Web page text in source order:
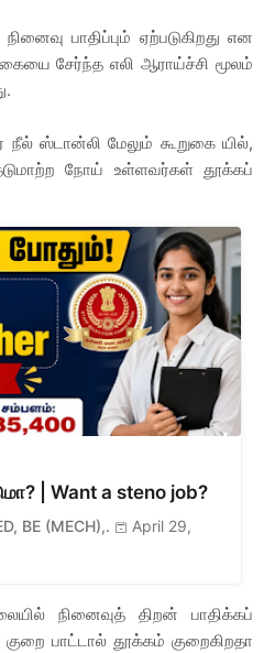
பாதிப்பும் ஏற்படுகிறது என
சேர்ந்த எலி ஆராய்ச்சி மூலம்
நீல் ஸ்டான்லி மேலும் கூறுகை யில்,
நோய் உள்ளவர்கள் தூக்கப்
| Want a steno job?
BE (MECH),.
April 29,
நினைவுத் திறன் பாதிக்கப்
பாட்டால் தூக்கம் குறைகிறதா